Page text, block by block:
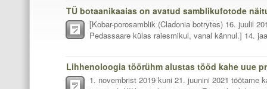
TÜ botaanikaaias on avatud samblikufotode
[Kobar-porosamblik (Cladonia botrytes) 16. juulil
Pedassaare külas raiesmikul, vanal kännul.] 14.
1. novembrist 2019 kuni 21. juunini 2021 töötame